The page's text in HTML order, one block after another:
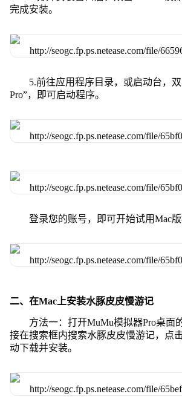
完成安装。
5.前往应用程序目录，或启动台，
Pro”，即可启动程序。
登录您的账号，即可开始试用Mac版
二、在Mac上安装水豚皮皮慢游记
方法一：打开MuMu模拟器Pro桌面
接在搜索框内搜索水豚皮皮慢游记，点
动下载并安装。